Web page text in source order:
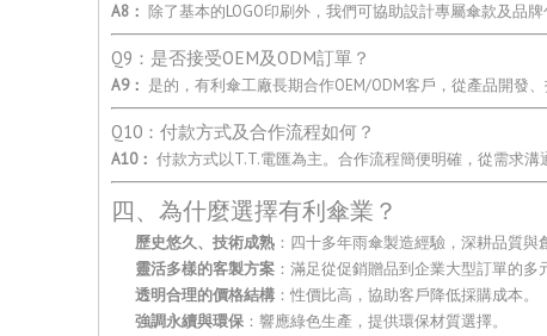
A8： 除了基本的LOGO印刷外，我們可協助設計專屬傘款及品
Q9：是否接受OEM及ODM訂單？
A9： 是的，有利傘工廠長期合作OEM/ODM客戶，從產品開發
Q10：付款方式及合作流程如何？
A10： 付款方式以T.T.電匯為主。合作流程簡便明確，從需求溝
四、為什麼選擇有利傘業？
歷史悠久、技術成熟 ：四十多年雨傘製造經驗，深耕品質與
靈活多樣的客製方案 ：滿足從促銷贈品到企業大型訂單的多
透明合理的價格結構 ：性價比高，協助客戶降低採購成本。
強調永續與環保 ：響應綠色生產，提供環保材質選擇。